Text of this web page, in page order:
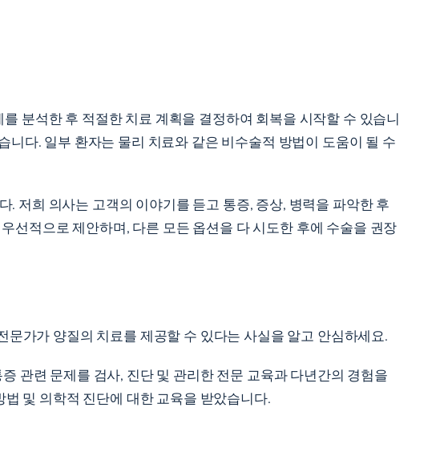
분석한 후 적절한 치료 계획을 결정하여 회복을 시작할 수 있습니
다. 일부 환자는 물리 치료와 같은 비수술적 방법이 도움이 될 수
저희 의사는 고객의 이야기를 듣고 통증, 증상, 병력을 파악한 후
선적으로 제안하며, 다른 모든 옵션을 다 시도한 후에 수술을 권장
가가 양질의 치료를 제공할 수 있다는 사실을 알고 안심하세요.
관련 문제를 검사, 진단 및 관리한 전문 교육과 다년간의 경험을
및 의학적 진단에 대한 교육을 받았습니다.